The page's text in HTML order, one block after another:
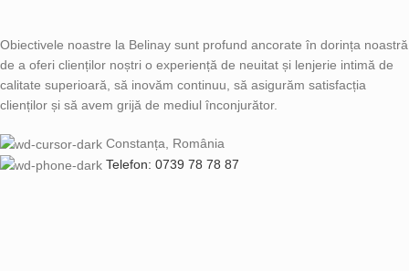
Obiectivele noastre la Belinay sunt profund ancorate în dorința noastră
de a oferi clienților noștri o experiență de neuitat și lenjerie intimă de
calitate superioară, să inovăm continuu, să asigurăm satisfacția
clienților și să avem grijă de mediul înconjurător.
Constanța, România
Telefon: 0739 78 78 87